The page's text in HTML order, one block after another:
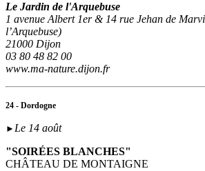
Le Jardin de l'Arquebuse
1 avenue Albert 1er & 14 rue Jehan de
l’Arquebuse)
21000 Dijon
03 80 48 82 00
www.ma-nature.dijon.fr
24 - Dordogne
► Le 14 août
"SOIRÉES BLANCHES"
CHÂTEAU DE MONTAIGNE